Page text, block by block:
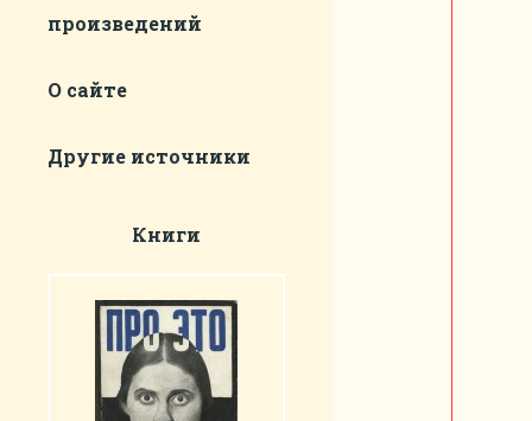
произведений
О сайте
Другие источники
Книги